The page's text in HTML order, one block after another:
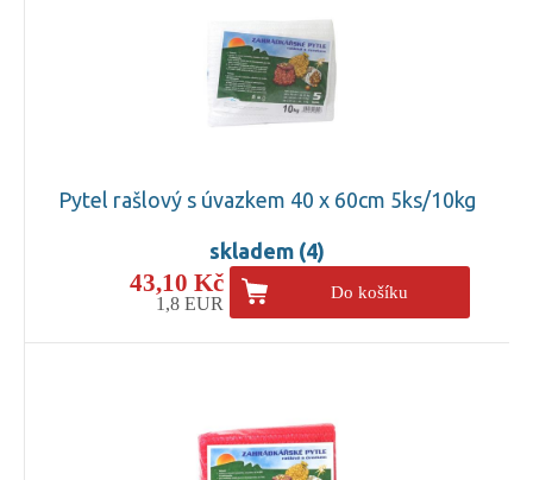
Pytel rašlový s úvazkem 40 x 60cm 5ks/10kg
skladem (4)
43,10 Kč
1,8 EUR
Do košíku